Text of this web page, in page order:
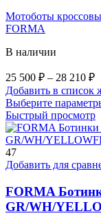
Мотоботы
FORMA
В наличии
25 500 ₽ – 28 210 ₽
–
Добавить в список
Выберите
Быстрый просмотр
47
Добавить для
FORMA
GR/WH/